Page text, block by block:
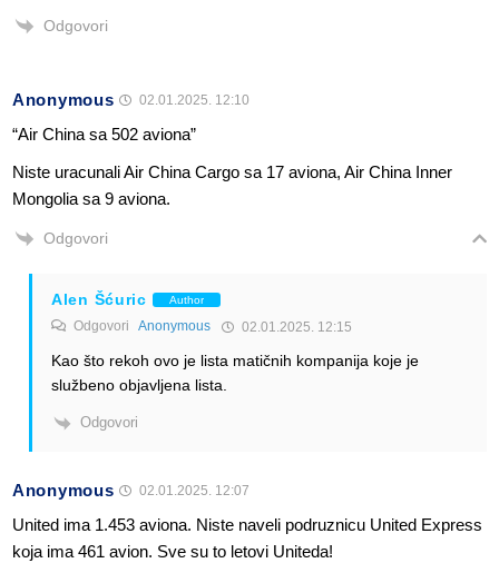
Odgovori
Anonymous 02.01.2025. 12:10
“Air China sa 502 aviona”
Niste uracunali Air China Cargo sa 17 aviona, Air China Inner
Mongolia sa 9 aviona.
Odgovori
Alen Šćuric Author
Odgovori Anonymous 02.01.2025. 12:15
Kao što rekoh ovo je lista matičnih kompanija koje je
službeno objavljena lista.
Odgovori
Anonymous 02.01.2025. 12:07
United ima 1.453 aviona. Niste naveli podruznicu United Express
koja ima 461 avion. Sve su to letovi Uniteda!